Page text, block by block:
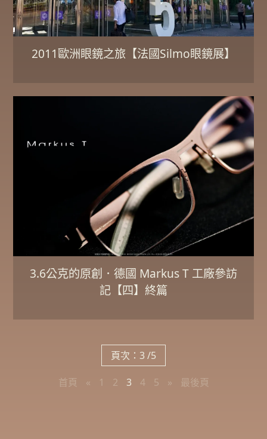
2011歐洲眼鏡之旅【法國Silmo眼鏡展】
3.6公克的原創．德國 Markus T 工廠參訪
記【四】終篇
頁次：3 /5
首頁 « 1 2 3 4 5 » 最後頁